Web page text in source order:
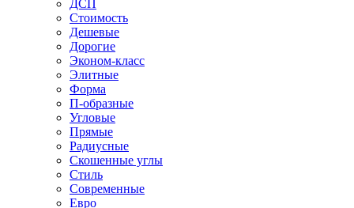
ДСП
Стоимость
Дешевые
Дорогие
Эконом-класс
Элитные
Форма
П-образные
Угловые
Прямые
Радиусные
Скошенные углы
Стиль
Современные
Евро